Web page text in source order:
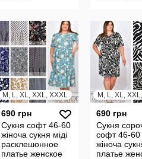
рукавами блузка
24192
M, L, XL, XXL, XXXL
690 грн
Сукня софт 46-60
жіноча сукня міді
расклешонное
платье женское
M, L, XL,
690 грн
Сукня
софт 46-60
жіноча
платье